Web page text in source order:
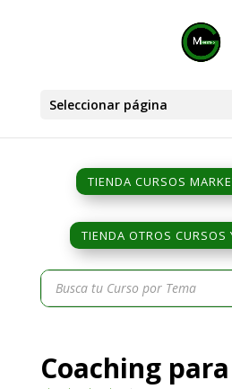
Seleccionar página
TIENDA CURSOS
TIENDA OTROS CURSOS
Búsqueda
de
productos
Coaching